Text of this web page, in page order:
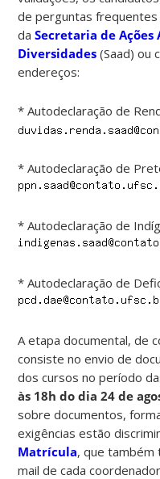
de perguntas frequentes
daSecretaria de
Diversidades (Saad) ou
endereços:
* Autodeclaração de
* Autodeclaração de
* Autodeclaração de
* Autodeclaração de
A etapa documental, de
consiste no envio de
dos cursos no período
às 18h do dia 24 de
sobre documentos,
exigências estão
Matrícula, que também
mail de cada